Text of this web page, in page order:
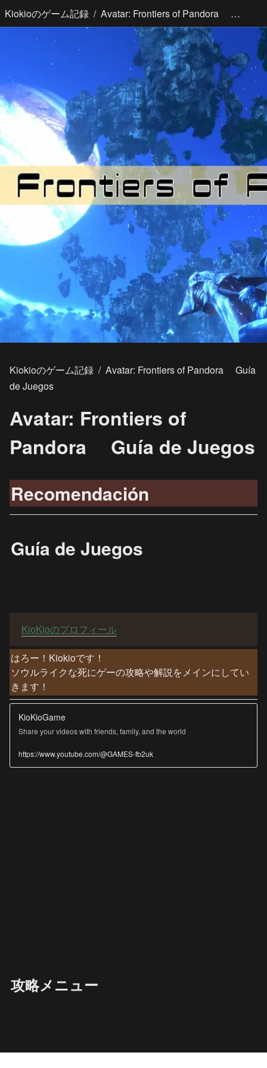
Kiokioのゲーム記録 / Avatar: Frontiers of Pandora Guía de Juegos
Kiokioのゲーム記録 / Avatar: Frontiers of Pandora Guía
de Juegos
Avatar: Frontiers of
Pandora Guía de Juegos
Recomendación
Guía de Juegos
KioKioのプロフィール
はろー！Kiokioです！
ソウルライクな死にゲーの攻略や解説をメインにしてい
きます！
KioKioGame
Share your videos with friends, family, and the world
https://www.youtube.com/@GAMES-fb2uk
攻略メニュー